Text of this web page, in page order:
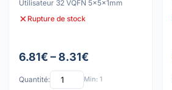
Utilisateur 32 VQFN 5x5x1mm
Rupture de stock
6.81€ – 8.31€
Quantité: Min: 1